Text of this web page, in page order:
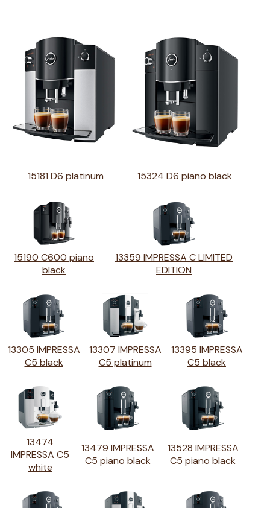
15181 D6 platinum 15324 D6 piano black
15190 C600 piano
black
13359 IMPRESSA C LIMITED
EDITION
13305 IMPRESSA
C5 black
13307 IMPRESSA
C5 platinum
13395 IMPRESSA
C5 black
13474
IMPRESSA C5
white
13479 IMPRESSA
C5 piano black
13528 IMPRESSA
C5 piano black